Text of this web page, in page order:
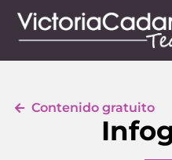
Contenido gratuito